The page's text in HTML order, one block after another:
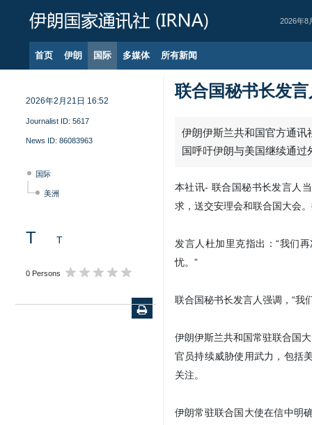
2026年8
首页 伊朗 国际 多媒体 所有新闻
2026年2月21日 16:52
Journalist ID: 5617
News ID: 86083963
国际
美洲
T T
0 Persons
联合国秘书长发
伊朗伊斯兰共和国官方通讯
国呼吁伊朗与美国继续通过
本社讯- 联合国秘书长发言人
求，送交安理会和联合国大会
发言人杜加里克指出：“我们
忧。”
联合国秘书长发言人强调，“我
伊朗伊斯兰共和国常驻联合国
官员持续威胁使用武力，包括
关注。
伊朗常驻联合国大使在信中明